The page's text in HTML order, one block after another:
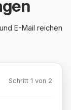
E-Mail reichen
Schritt 1 von 2